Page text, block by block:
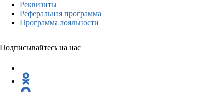
Реквизиты
Реферальная программа
Программа лояльности
Подписывайтесь на нас